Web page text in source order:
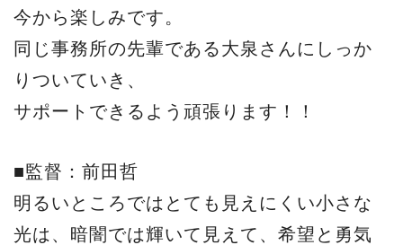
今から楽しみです。
同じ事務所の先輩である大泉さんにしっか
りついていき、
サポートできるよう頑張ります！！
■監督：前田哲
明るいところではとても見えにくい小さな
光は、暗闇では輝いて見えて、希望と勇気